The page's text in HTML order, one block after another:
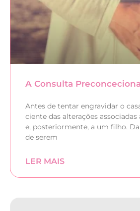
A Consulta
Antes de tentar engravidar o
ciente das alterações
e, posteriormente, a um filho.
de serem
LER MAIS